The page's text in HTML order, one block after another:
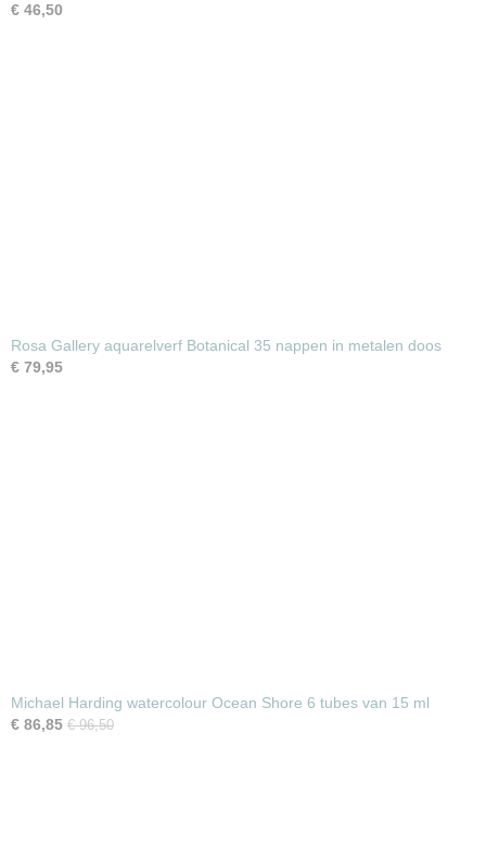
€ 46,50
Rosa Gallery aquarelverf Botanical 35 nappen in metalen doos
€ 79,95
Michael Harding watercolour Ocean Shore 6 tubes van 15 ml
€ 86,85 € 96,50